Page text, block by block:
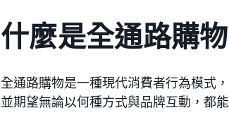
什麼是全通路購
全通路購物是一種現代消費者行為模式
並期望無論以何種方式與品牌互動，都